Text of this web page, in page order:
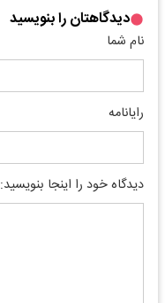
دیدگاهتان را بنویسید
نام شما
رایانامه
دیدگاه خود را اینجا بنویسید: